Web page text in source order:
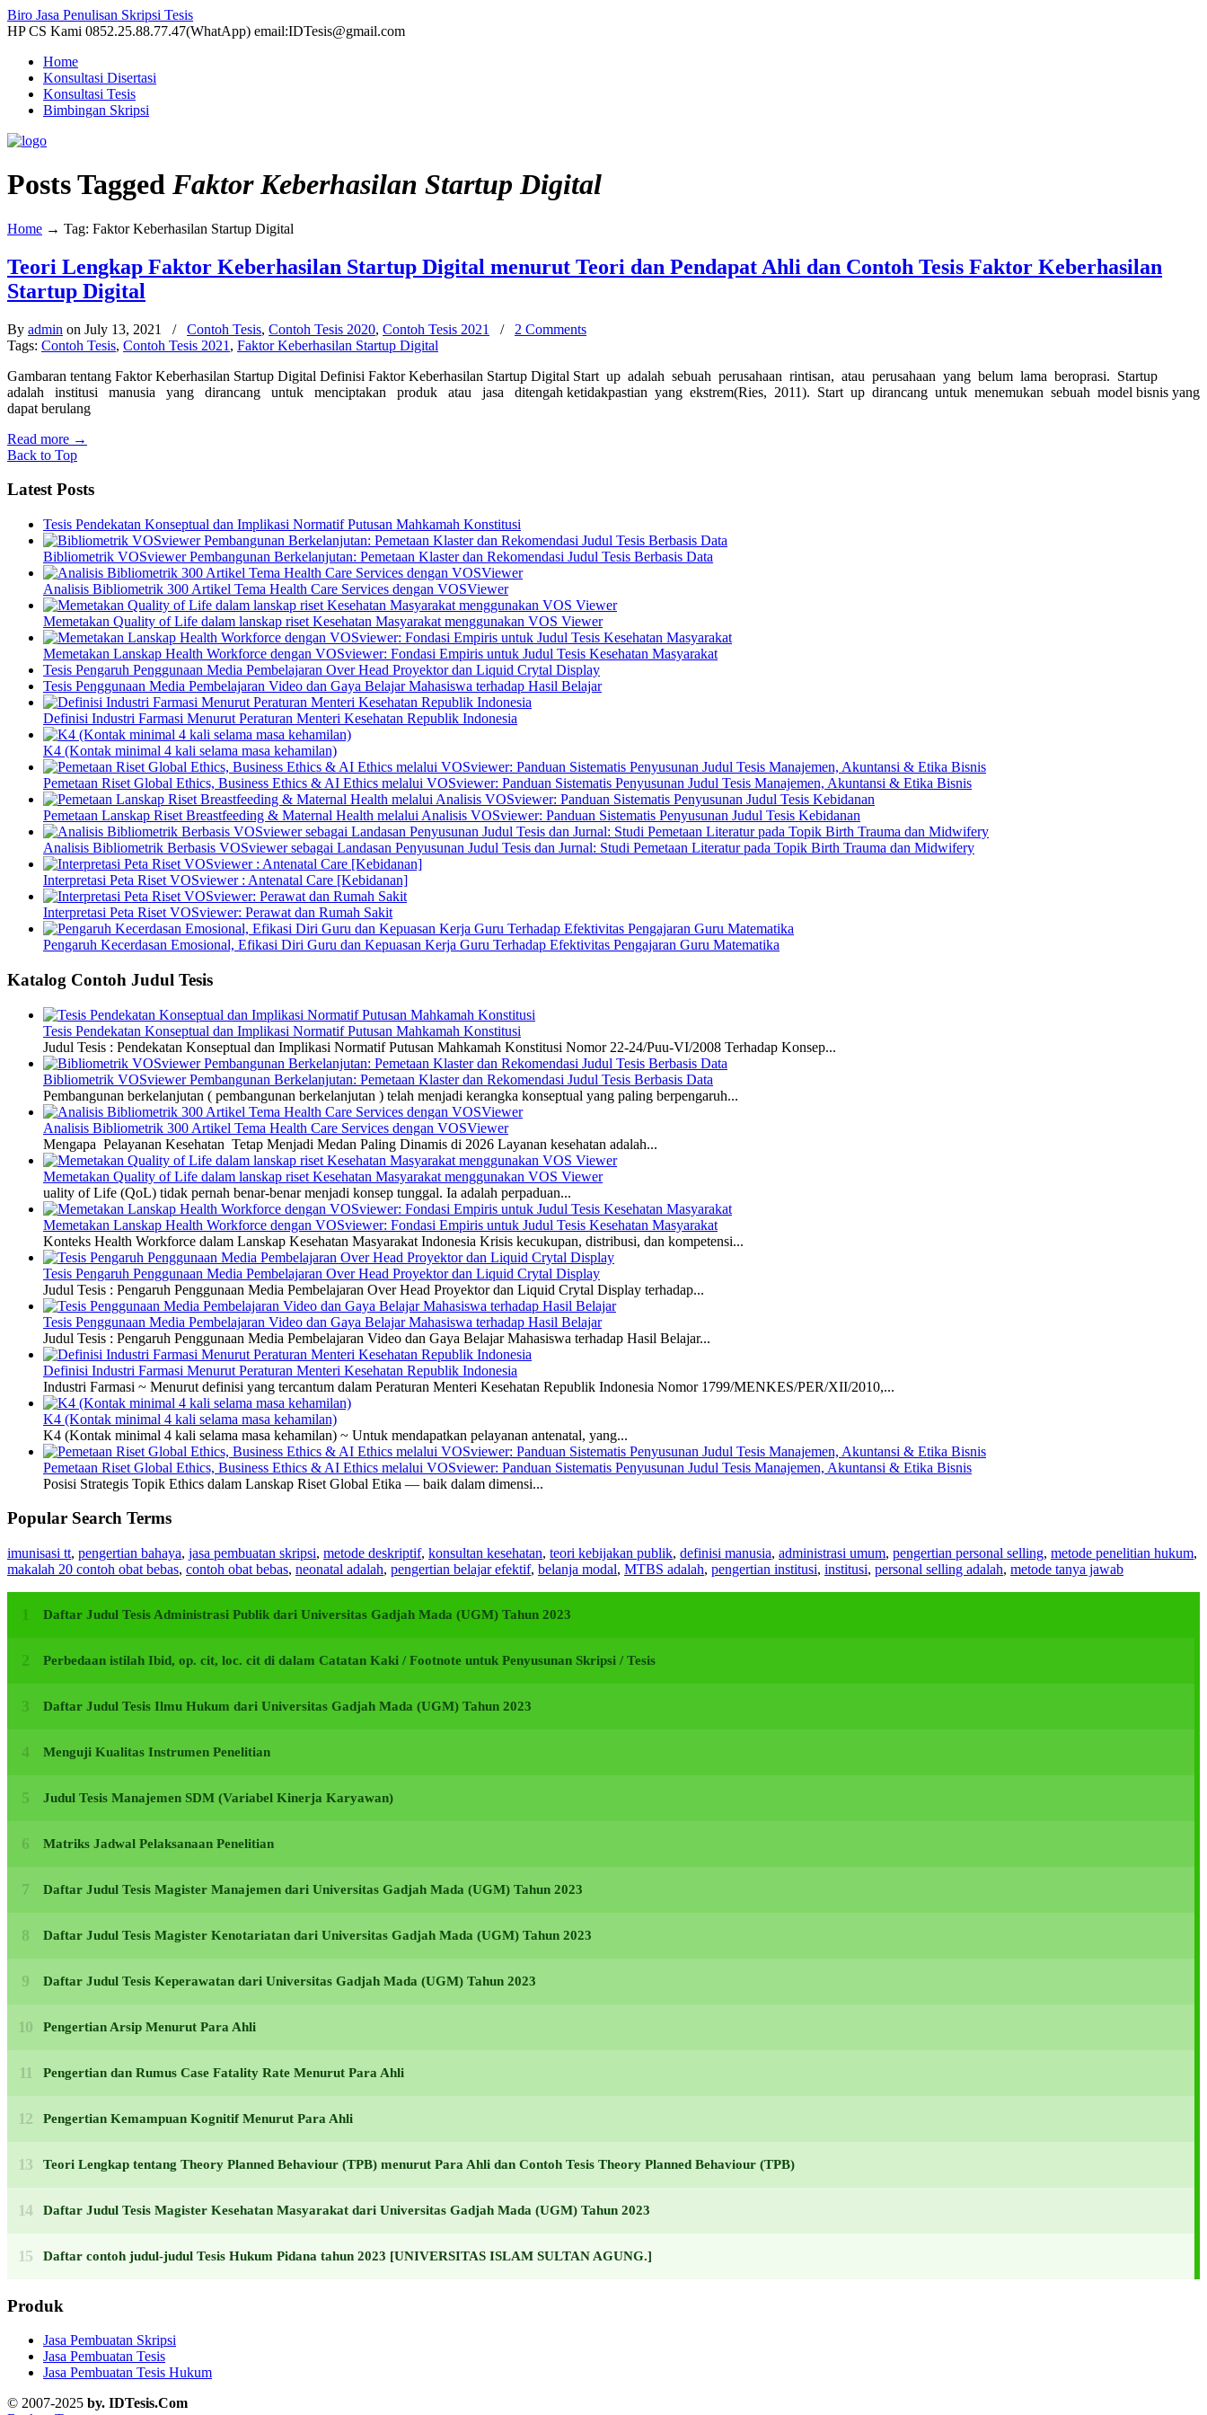
Biro Jasa Penulisan Skripsi Tesis
HP CS Kami 0852.25.88.77.47(WhatApp) email:IDTesis@gmail.com
Home
Konsultasi Disertasi
Konsultasi Tesis
Bimbingan Skripsi
Posts Tagged Faktor Keberhasilan Startup Digital
Home → Tag: Faktor Keberhasilan Startup Digital
Teori Lengkap Faktor Keberhasilan Startup Digital menurut Teori dan Pendapat Ahli dan Contoh Tesis Faktor Keberhasilan
Startup Digital
By admin on July 13, 2021 / Contoh Tesis, Contoh Tesis 2020, Contoh Tesis 2021 / 2 Comments
Tags: Contoh Tesis, Contoh Tesis 2021 , Faktor Keberhasilan Startup Digital
Gambaran tentang Faktor Keberhasilan Startup Digital Definisi Faktor Keberhasilan Startup Digital Start up adalah sebuah perusahaan rintisan, atau perusahaan yang belum lama beroprasi. Startup
adalah institusi manusia yang dirancang untuk menciptakan produk atau jasa ditengah ketidakpastian yang ekstrem(Ries, 2011). Start up dirancang untuk menemukan sebuah model bisnis yang
dapat berulang
Read more →
Back to Top
Latest Posts
Tesis Pendekatan Konseptual dan Implikasi Normatif Putusan Mahkamah Konstitusi
Bibliometrik VOSviewer Pembangunan Berkelanjutan: Pemetaan Klaster dan Rekomendasi Judul Tesis Berbasis Data
Analisis Bibliometrik 300 Artikel Tema Health Care Services dengan VOSViewer
Memetakan Quality of Life dalam lanskap riset Kesehatan Masyarakat menggunakan VOS Viewer
Memetakan Lanskap Health Workforce dengan VOSviewer: Fondasi Empiris untuk Judul Tesis Kesehatan Masyarakat
Tesis Pengaruh Penggunaan Media Pembelajaran Over Head Proyektor dan Liquid Crytal Display
Tesis Penggunaan Media Pembelajaran Video dan Gaya Belajar Mahasiswa terhadap Hasil Belajar
Definisi Industri Farmasi Menurut Peraturan Menteri Kesehatan Republik Indonesia
K4 (Kontak minimal 4 kali selama masa kehamilan)
Pemetaan Riset Global Ethics, Business Ethics & AI Ethics melalui VOSviewer: Panduan Sistematis Penyusunan Judul Tesis Manajemen, Akuntansi & Etika Bisnis
Pemetaan Lanskap Riset Breastfeeding & Maternal Health melalui Analisis VOSviewer: Panduan Sistematis Penyusunan Judul Tesis Kebidanan
Analisis Bibliometrik Berbasis VOSviewer sebagai Landasan Penyusunan Judul Tesis dan Jurnal: Studi Pemetaan Literatur pada Topik Birth Trauma dan Midwifery
Interpretasi Peta Riset VOSviewer : Antenatal Care [Kebidanan]
Interpretasi Peta Riset VOSviewer: Perawat dan Rumah Sakit
Pengaruh Kecerdasan Emosional, Efikasi Diri Guru dan Kepuasan Kerja Guru Terhadap Efektivitas Pengajaran Guru Matematika
Katalog Contoh Judul Tesis
Tesis Pendekatan Konseptual dan Implikasi Normatif Putusan Mahkamah Konstitusi
Judul Tesis : Pendekatan Konseptual dan Implikasi Normatif Putusan Mahkamah Konstitusi Nomor 22-24/Puu-VI/2008 Terhadap Konsep...
Bibliometrik VOSviewer Pembangunan Berkelanjutan: Pemetaan Klaster dan Rekomendasi Judul Tesis Berbasis Data
Pembangunan berkelanjutan ( pembangunan berkelanjutan ) telah menjadi kerangka konseptual yang paling berpengaruh...
Analisis Bibliometrik 300 Artikel Tema Health Care Services dengan VOSViewer
Mengapa Pelayanan Kesehatan Tetap Menjadi Medan Paling Dinamis di 2026 Layanan kesehatan adalah...
Memetakan Quality of Life dalam lanskap riset Kesehatan Masyarakat menggunakan VOS Viewer
uality of Life (QoL) tidak pernah benar-benar menjadi konsep tunggal. Ia adalah perpaduan...
Memetakan Lanskap Health Workforce dengan VOSviewer: Fondasi Empiris untuk Judul Tesis Kesehatan Masyarakat
Konteks Health Workforce dalam Lanskap Kesehatan Masyarakat Indonesia Krisis kecukupan, distribusi, dan kompetensi...
Tesis Pengaruh Penggunaan Media Pembelajaran Over Head Proyektor dan Liquid Crytal Display
Judul Tesis : Pengaruh Penggunaan Media Pembelajaran Over Head Proyektor dan Liquid Crytal Display terhadap...
Tesis Penggunaan Media Pembelajaran Video dan Gaya Belajar Mahasiswa terhadap Hasil Belajar
Judul Tesis : Pengaruh Penggunaan Media Pembelajaran Video dan Gaya Belajar Mahasiswa terhadap Hasil Belajar...
Definisi Industri Farmasi Menurut Peraturan Menteri Kesehatan Republik Indonesia
Industri Farmasi ~ Menurut definisi yang tercantum dalam Peraturan Menteri Kesehatan Republik Indonesia Nomor 1799/MENKES/PER/XII/2010,...
K4 (Kontak minimal 4 kali selama masa kehamilan)
K4 (Kontak minimal 4 kali selama masa kehamilan) ~ Untuk mendapatkan pelayanan antenatal, yang...
Pemetaan Riset Global Ethics, Business Ethics & AI Ethics melalui VOSviewer: Panduan Sistematis Penyusunan Judul Tesis Manajemen, Akuntansi & Etika Bisnis
Posisi Strategis Topik Ethics dalam Lanskap Riset Global Etika — baik dalam dimensi...
Popular Search Terms
imunisasi tt, pengertian bahaya, jasa pembuatan skripsi, metode deskriptif, konsultan kesehatan, teori kebijakan publik, definisi manusia, administrasi umum, pengertian personal selling, metode penelitian hukum,
makalah 20 contoh obat bebas, contoh obat bebas, neonatal adalah, pengertian belajar efektif, belanja modal, MTBS adalah, pengertian institusi, institusi, personal selling adalah, metode tanya jawab
Daftar Judul Tesis Administrasi Publik dari Universitas Gadjah Mada (UGM) Tahun 2023
Perbedaan istilah Ibid, op. cit, loc. cit di dalam Catatan Kaki / Footnote untuk Penyusunan Skripsi / Tesis
Daftar Judul Tesis Ilmu Hukum dari Universitas Gadjah Mada (UGM) Tahun 2023
Menguji Kualitas Instrumen Penelitian
Judul Tesis Manajemen SDM (Variabel Kinerja Karyawan)
Matriks Jadwal Pelaksanaan Penelitian
Daftar Judul Tesis Magister Manajemen dari Universitas Gadjah Mada (UGM) Tahun 2023
Daftar Judul Tesis Magister Kenotariatan dari Universitas Gadjah Mada (UGM) Tahun 2023
Daftar Judul Tesis Keperawatan dari Universitas Gadjah Mada (UGM) Tahun 2023
Pengertian Arsip Menurut Para Ahli
Pengertian dan Rumus Case Fatality Rate Menurut Para Ahli
Pengertian Kemampuan Kognitif Menurut Para Ahli
Teori Lengkap tentang Theory Planned Behaviour (TPB) menurut Para Ahli dan Contoh Tesis Theory Planned Behaviour (TPB)
Daftar Judul Tesis Magister Kesehatan Masyarakat dari Universitas Gadjah Mada (UGM) Tahun 2023
Daftar contoh judul-judul Tesis Hukum Pidana tahun 2023 [UNIVERSITAS ISLAM SULTAN AGUNG.]
Produk
Jasa Pembuatan Skripsi
Jasa Pembuatan Tesis
Jasa Pembuatan Tesis Hukum
© 2007-2025 by. IDTesis.Com